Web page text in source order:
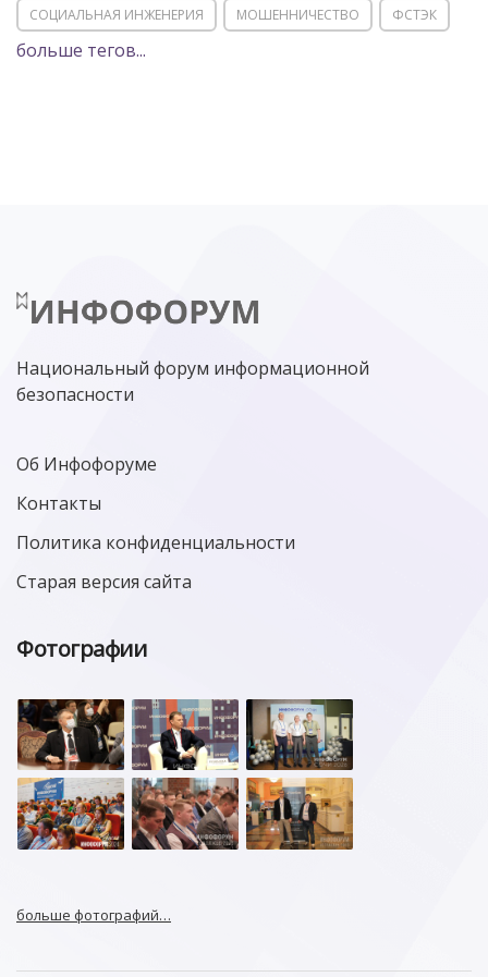
СОЦИАЛЬНАЯ ИНЖЕНЕРИЯ МОШЕННИЧЕСТВО ФСТЭК
POSITIVE TECHNOLOGIES
МИНЦИФРЫ РОССИИ NGFW
больше тегов...
Национальный форум информационной
безопасности
Об Инфофоруме
Контакты
Политика конфиденциальности
Старая версия сайта
Фотографии
больше фотографий…